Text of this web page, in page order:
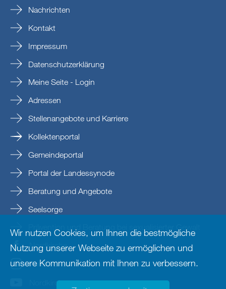
Nachrichten
Kontakt
Impressum
Datenschutzerklärung
Meine Seite - Login
Adressen
Stellenangebote und Karriere
Kollektenportal
Gemeindeportal
Portal der Landessynode
Beratung und Angebote
Seelsorge
Nordkirche
nordkirche
Nordkirche
Wir nutzen Cookies, um Ihnen die bestmögliche
Nutzung unserer Webseite zu ermöglichen und
unsere Kommunikation mit Ihnen zu verbessern.